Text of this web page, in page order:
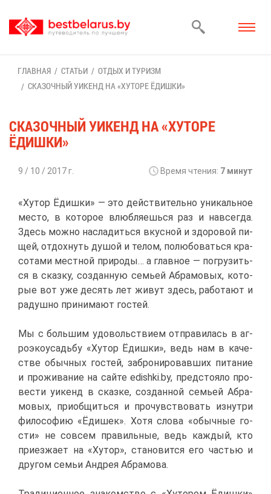
ГЛАВ­НАЯ СТА­ТЬИ
ОТ­ДЫХ И ТУ­РИЗМ
СКА­ЗОЧ­НЫЙ УИ­КЕНД НА «ХУ­ТО­РЕ ЁДИШ­КИ»
СКА­ЗОЧ­НЫЙ УИ­КЕНД НА «ХУ­ТО­РЕ
ЁДИШ­КИ»
9 / 10 / 2017 г. Вре­мя чте­ния: 7 ми­нут
«Ху­тор Ёдиш­ки» — это дей­стви­тель­но уни­каль­ное
ме­сто, в ко­то­рое влюб­ля­ешь­ся раз и на­все­гда.
Здесь мож­но на­сла­дить­ся вкус­ной и здо­ро­вой пи­
щей, от­дох­нуть ду­шой и те­лом, по­лю­бо­вать­ся кра­
со­та­ми мест­ной при­ро­ды… а глав­ное — по­гру­зить­
ся в сказ­ку, со­здан­ную се­мьей Аб­ра­мо­вых, ко­то­
рые вот уже де­сять лет жи­вут здесь, ра­бо­та­ют и
ра­душ­но при­ни­ма­ют го­стей.
Мы с боль­шим удо­воль­стви­ем от­пра­ви­лась в аг­
ро­эко­усадь­бу «Ху­тор Ёдиш­ки», ведь нам в ка­че­
стве обыч­ных го­стей, за­бро­ни­ро­вав­ших пи­та­ние
и про­жи­ва­ние на сай­те edishki.by, пред­сто­я­ло про­
ве­сти уи­кенд в сказ­ке, со­здан­ной се­мьей Аб­ра­
мо­вых, при­об­щить­ся и про­чув­ство­вать из­нут­ри
фи­ло­со­фию «Ёди­шек». Хо­тя сло­ва «обыч­ные го­
сти» не со­всем пра­виль­ные, ведь каж­дый, кто
при­ез­жа­ет на «Ху­тор», ста­но­вит­ся его ча­стью и
дру­гом се­мьи Ан­дрея Аб­ра­мо­ва.